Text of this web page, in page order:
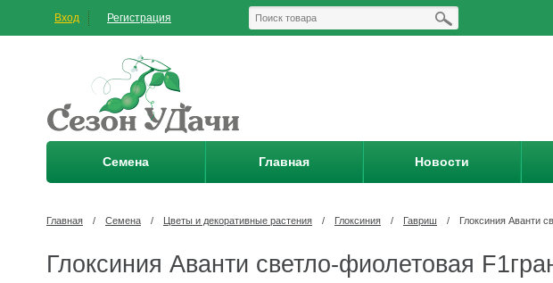
Вход Регистрация
Семена Главная Новости
Главная / Семена / Цветы и декоративные растения / Глоксиния / Гавриш / Глоксиния Аванти
Глоксиния Аванти светло-фиолетовая